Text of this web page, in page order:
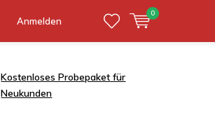
Anmelden
0
Kostenloses Probepaket für
Neukunden